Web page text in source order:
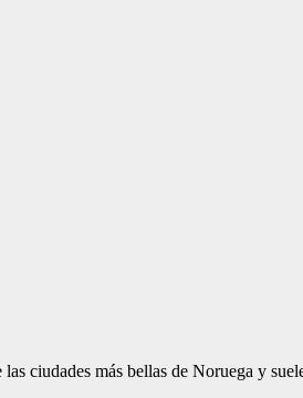
ciudades más bellas de Noruega y